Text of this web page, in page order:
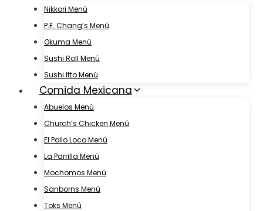
Nikkori Menú
P.F. Chang’s Menú
Okuma Menú
Sushi Roll Menú
Sushi Itto Menú
Comida Mexicana
Abuelos Menú
Church’s Chicken Menú
El Pollo Loco Menú
La Parrilla Menú
Mochomos Menú
Sanborns Menú
Toks Menú